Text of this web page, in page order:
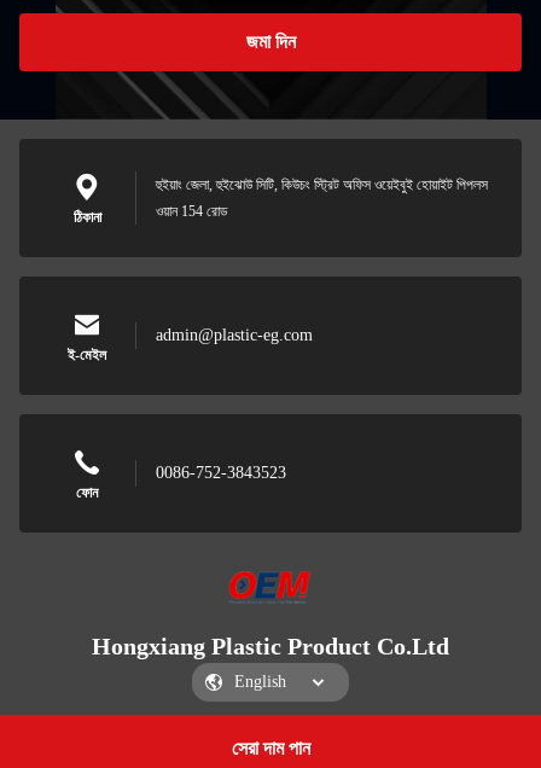
সেরা দাম পান
জমা দিন
ঠিকানা
হুইয়াং জেলা, হুইঝোউ সিটি, কিউচং স্ট্রিট অফিস ওয়েইবুই হোয়াইট পিপলস
ওয়ান 154 রোড
ই-মেইল
admin@plastic-eg.com
ফোন
0086-752-3843523
Hongxiang Plastic Product Co.Ltd
Hongxiang Plastic Product Co.Ltd